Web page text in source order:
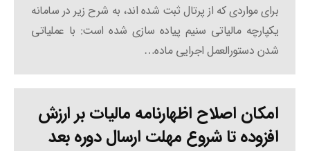
برای مواردی که از پرتال ثبت شده اند، به شرح زیر در سامانه
یکپارچه مالیاتی سنیم پیاده سازی شده است: با عملیاتی
شدن دستورالعمل اجرایی ماده…
امکان اصلاح اظهارنامه مالیات بر ارزش
افزوده تا شروع مهلت ارسال دوره بعد